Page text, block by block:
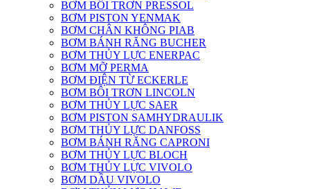
BƠM BÔI TRƠN PRESSOL
BƠM PISTON YENMAK
BƠM CHÂN KHÔNG PIAB
BƠM BÁNH RĂNG BUCHER
BƠM THỦY LỰC ENERPAC
BƠM MỠ PERMA
BƠM ĐIỆN TỪ ECKERLE
BƠM BÔI TRƠN LINCOLN
BƠM THỦY LỰC SAER
BƠM PISTON SAMHYDRAULIK
BƠM THỦY LỰC DANFOSS
BƠM BÁNH RĂNG CAPRONI
BƠM THỦY LỰC BLOCH
BƠM THỦY LỰC VIVOLO
BƠM DẦU VIVOLO